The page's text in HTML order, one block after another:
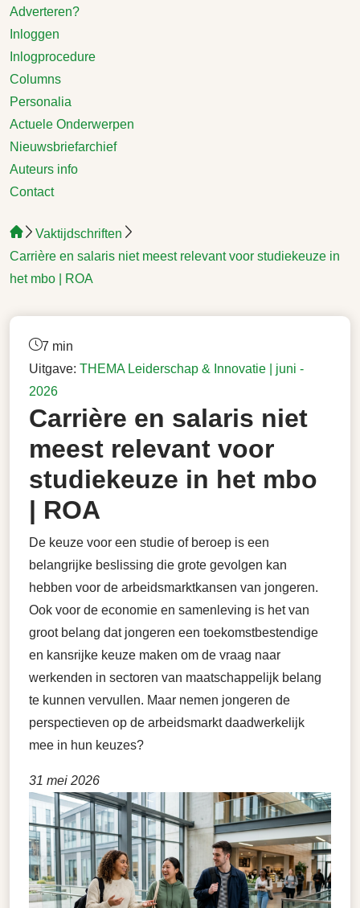
Adverteren?
Inloggen
Inlogprocedure
Columns
Personalia
Actuele Onderwerpen
Nieuwsbriefarchief
Auteurs info
Contact
Vaktijdschriften
Carrière en salaris niet meest relevant voor studiekeuze in
het mbo | ROA
7 min
Uitgave: THEMA Leiderschap & Innovatie | juni -
2026
Carrière en salaris niet
meest relevant voor
studiekeuze in het mbo
| ROA
De keuze voor een studie of beroep is een
belangrijke beslissing die grote gevolgen kan
hebben voor de arbeidsmarktkansen van jongeren.
Ook voor de economie en samenleving is het van
groot belang dat jongeren een toekomstbestendige
en kansrijke keuze maken om de vraag naar
werkenden in sectoren van maatschappelijk belang
te kunnen vervullen. Maar nemen jongeren de
perspectieven op de arbeidsmarkt daadwerkelijk
mee in hun keuzes?
31 mei 2026